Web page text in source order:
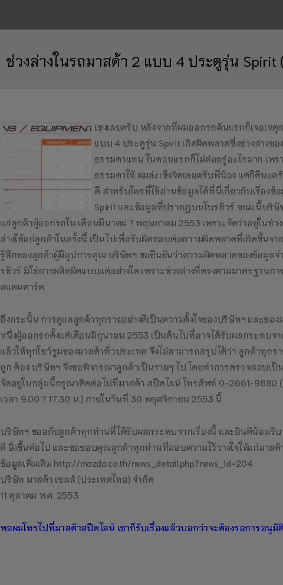
ช่วงล่างในรถมาสด้า 2 แบบ 4 ประตูรุ่น Spirit
เซงเลยครับ หลังจากที่ผมออกรถคันแรกก็เจอเห
แบบ 4 ประตูรุ่น Spirit เกิดผิดพลาดซึ่งช่วงล่าง
ธรรมดาแทน ในตอนแรกก็ไม่ค่อยรู่อะไรมาก เพ
ธรรมดาให้ ผมล่ะเซ็งจิตเลยครับพี่น้อง แต่ก็ดีนะ
ดี สำหรับใครที่ใช้อ่านข้อมูลได้ที่นี่เกี่ยวกับเรื่องข้
Spirit และข้อมูลที่ปรากฏบนโบรชัวร์ ขณะนี้บริษั
แก่ลูกค้าผู้ออกรถใน เดือนมีนาคม ? พฤษภาคม 2553 เพราะจัดว่าอยู่ในช่ว
ล่างให้แก่ลูกค้าในครั้งนี้ เป็นไปเพื่อรับผิดชอบต่อความผิดพลาดที่เกิดขึ้น
รู้สึกของลูกค้าผู้มีอุปการคุณ บริษัทฯ ขอยืนยันว่าความผิดพลาดของข้อมูลจ
รชัวร์ มิใช่การผลิตผิดแบบแต่อย่างใด เพราะช่วงล่างที่ตรงตามมาตรฐาน
สแตนดาร์ด
ถึงกระนั้น การดูแลลูกค้าทุกรายอย่างดีเป็นความตั้งใจของบริษัทฯ และข
หนึ่งผู้ออกรถตั้งแต่เดือนมิถุนายน 2553 เป็นต้นไปที่อาจได้รับผลกระทบจ
แล้วให้ทุกโชว์รูมของมาสด้าทั่วประเทศ จึงไม่สามารถสรุปได้ว่า ลูกค้าทุ
ถูก ต้อง บริษัทฯ จึงขอพิจารณาลูกค้าเป็นรายๆ ไป โดยทำการตรวจสอบเ
จัดอยู่ในกลุ่มนี้กรุณาติดต่อไปที่มาสด้า สปีดไลน์ โทรศัพท์ 0-2661-9880 (
เวลา 9.00 ? 17.30 น.) ภายในวันที่ 30 พฤศจิกายน 2553 นี้
บริษัทฯ ขออภัยลูกค้าทุกท่านที่ได้รับผลกระทบจากเรื่องนี้ และยินดีน้อมรั
ดี ยิ่งขึ้นต่อไป และขอขอบคุณลูกค้าทุกท่านที่มอบความไว้วางใจให้แก่มาสด้
ข้อมูลเพิ่มเติม http://mazda.co.th/news_detail.php?news_id=204
บริษัท มาสด้า เซลส์ (ประเทศไทย) จำกัด
11 ตุลาคม พ.ศ. 2553
พอผมโทรไปที่มาสด้าสปีดไลน์ เขาก็รับเรื่องแล้วบอกว่าจะต้องรอการอนุมั